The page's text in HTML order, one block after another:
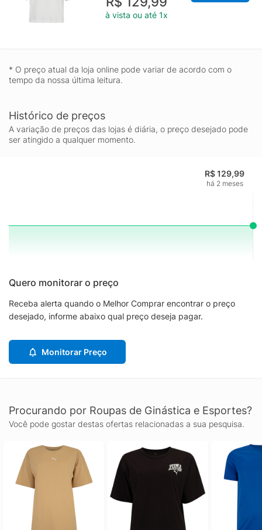
à vista ou até 1x
* O preço atual da loja online pode variar de acordo com o
tempo da nossa última leitura.
Histórico de preços
A variação de preços das lojas é diária, o preço desejado pode
ser atingido a qualquer momento.
R$ 129,99
há 2 meses
Quero monitorar o preço
Receba alerta quando o Melhor Comprar encontrar o preço
desejado, informe abaixo qual preço deseja pagar.
Monitorar Preço
Procurando por Roupas de Ginástica e Esportes?
Você pode gostar destas ofertas relacionadas a sua pesquisa.